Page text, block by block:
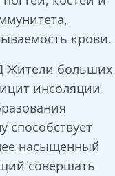
крови.
Жители больших
инсоляции
способствует
насыщенный
совершать